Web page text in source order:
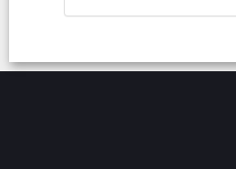
© 2002 - 2026 ::